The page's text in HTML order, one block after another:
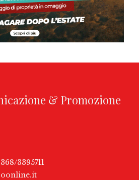
& Promozione
3395711